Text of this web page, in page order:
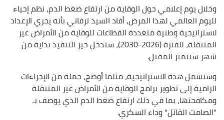
وخلال يوم إعلامي حول الوقاية من ارتفاع ضغط الدم، نظم إحياء
لليوم العالمي لهذا المرض، أفاد السيد ترفاني بأنه يجري الإعداد
لاستراتيجية وطنية متعددة القطاعات للوقاية من الأمراض غير
المتنقلة، للفترة (2026-2030)، ستدخل حيز التنفيذ بداية من
شهر سبتمبر المقبل.
وستشمل هذه الاستراتيجية، مثلما أوضح، جملة من الإجراءات
الرامية إلى تطوير برامج الوقاية من الأمراض غير المتنقلة
ومكافحتها، بما في ذلك ارتفاع ضغط الدم الذي يوصف بـ
"الصامت القاتل" وداء السكري.